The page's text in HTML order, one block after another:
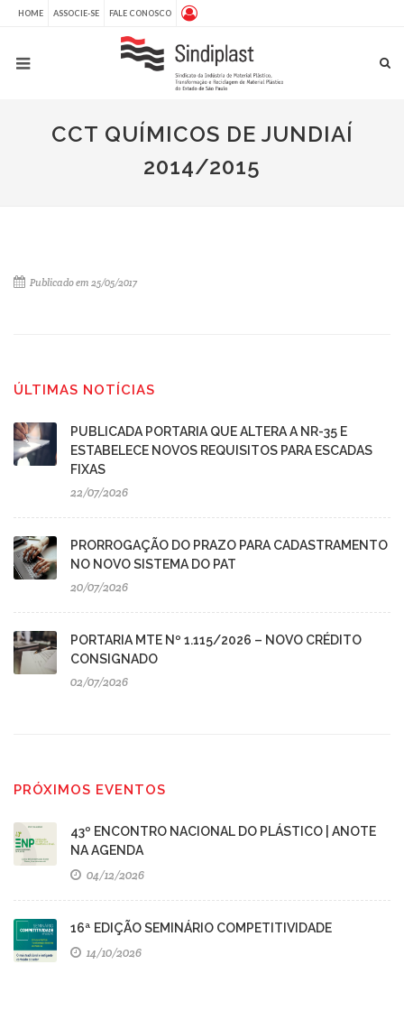
HOME ASSOCIE-SE FALE CONOSCO
CCT QUÍMICOS DE JUNDIAÍ
2014/2015
Publicado em 25/05/2017
ÚLTIMAS NOTÍCIAS
PUBLICADA PORTARIA QUE ALTERA A NR-35 E
ESTABELECE NOVOS REQUISITOS PARA ESCADAS
FIXAS
22/07/2026
PRORROGAÇÃO DO PRAZO PARA CADASTRAMENTO
NO NOVO SISTEMA DO PAT
20/07/2026
PORTARIA MTE Nº 1.115/2026 – NOVO CRÉDITO
CONSIGNADO
02/07/2026
PRÓXIMOS EVENTOS
43º ENCONTRO NACIONAL DO PLÁSTICO | ANOTE
NA AGENDA
04/12/2026
16ª EDIÇÃO SEMINÁRIO COMPETITIVIDADE
14/10/2026